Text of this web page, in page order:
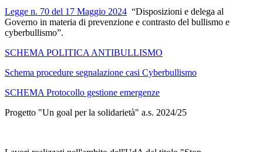
Legge n. 70 del 17 Maggio 2024 “Disposizioni e delega al
Governo in materia di prevenzione e contrasto del bullismo e
cyberbullismo”.
SCHEMA POLITICA ANTIBULLISMO
Schema procedure segnalazione casi Cyberbullismo
SCHEMA Protocollo gestione emergenze
Progetto "Un goal per la solidarietà" a.s. 2024/25